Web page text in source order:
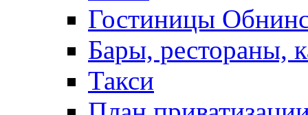
Гостиницы
Бары, рестораны,
Такси